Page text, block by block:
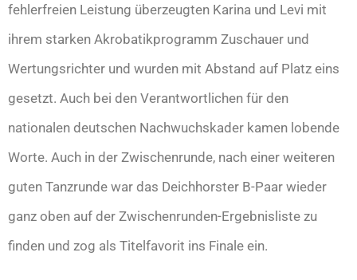
fehlerfreien Leistung überzeugten Karina und Levi mit
ihrem starken Akrobatikprogramm Zuschauer und
Wertungsrichter und wurden mit Abstand auf Platz eins
gesetzt. Auch bei den Verantwortlichen für den
nationalen deutschen Nachwuchskader kamen lobende
Worte. Auch in der Zwischenrunde, nach einer weiteren
guten Tanzrunde war das Deichhorster B-Paar wieder
ganz oben auf der Zwischenrunden-Ergebnisliste zu
finden und zog als Titelfavorit ins Finale ein.